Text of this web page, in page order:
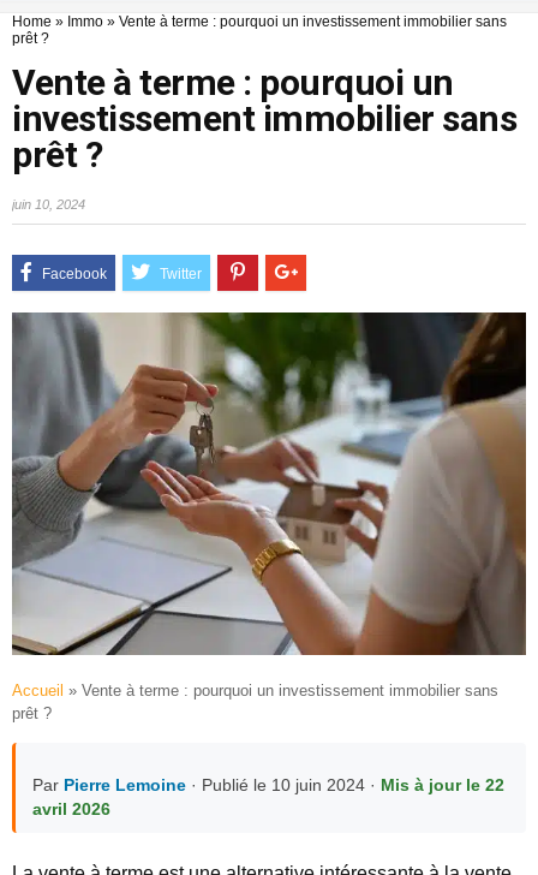
Home » Immo » Vente à terme : pourquoi un investissement immobilier sans
prêt ?
Vente à terme : pourquoi un
investissement immobilier sans
prêt ?
juin 10, 2024
Accueil » Vente à terme : pourquoi un investissement immobilier sans
prêt ?
Par Pierre Lemoine · Publié le 10 juin 2024 · Mis à jour le 22
avril 2026